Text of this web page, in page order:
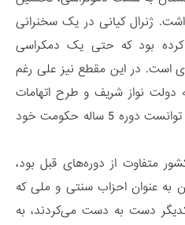
ژنرال کیانی در یک سخنرانی
2013 عنوان کرده بود که حتی یک دمکراسی
است. در این مقطع نیز علی رغم
نواز شریف و طرح اتهامات
مختلف به وی، دولت متبوع وی توانست دوره 5 ساله حکومت خود
متفاوت از دوره‌های قبل بود،
عنوان احزاب سنتی و ملی که
دست به دست می‌کردند، به